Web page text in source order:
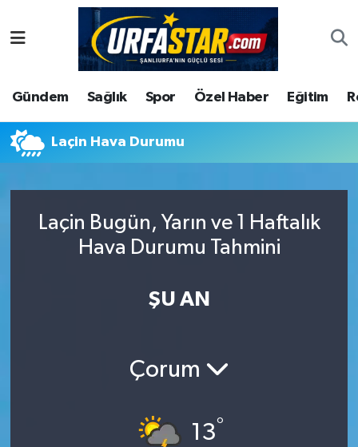
Gündem Sağlık Spor Özel Haber Eğitim
Laçin Hava Durumu
Laçin Bugün, Yarın ve 1 Haftalık
Hava Durumu Tahmini
ŞU AN
Çorum
13°
ASAYİS
ÇEVRE
DUNYA
Ekonomi
Şanlıurfa Nöbetçi Eczaneler
Şanlıurfa Hava Durumu
Şanlıurfa Namaz Vakitleri
Süper Lig Puan Durumu ve Fikstür
Son Dakika Haberleri